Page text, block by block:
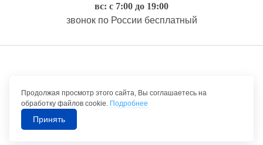
вс: с 7:00 до 19:00
звонок по России бесплатный
Правовая информация
©1992-2026 ТрансТехСервис – продажа и обслуживание автомобилей.
Продолжая просмотр этого сайта, Вы соглашаетесь на
обработку файлов cookie. Подробнее
Принять